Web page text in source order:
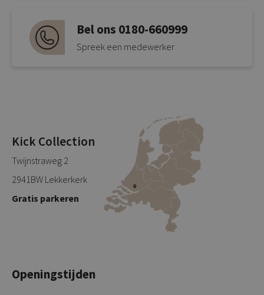
Bel ons 0180-660999
Spreek een medewerker
Kick Collection
Twijnstraweg 2
2941BW Lekkerkerk
Gratis parkeren
Openingstijden